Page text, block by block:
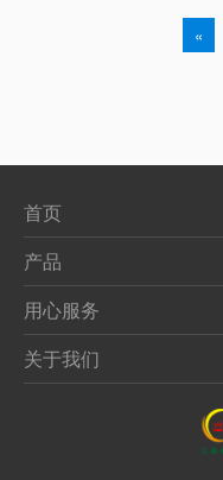
«
首页
产品
用心服务
关于我们